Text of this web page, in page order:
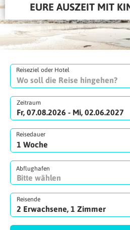
EURE AUSZEIT MIT
Reiseziel oder Hotel
Zeitraum
Fr, 07.08.2026 - Mi, 02.06.2027
Reisedauer
Abflughafen
Reisende
2 Erwachsene, 1 Zimmer